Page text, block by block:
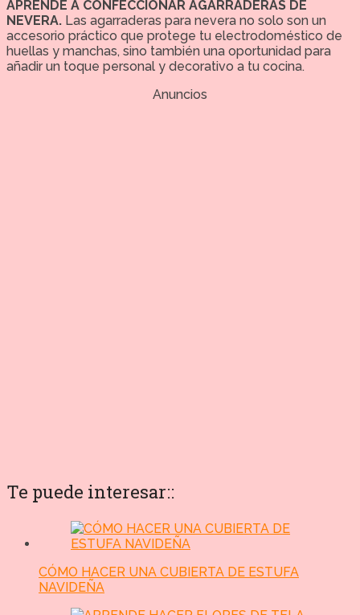
APRENDE A CONFECCIONAR AGARRADERAS DE
NEVERA. Las agarraderas para nevera no solo son un
accesorio práctico que protege tu electrodoméstico de
huellas y manchas, sino también una oportunidad para
añadir un toque personal y decorativo a tu cocina.
Anuncios
Te puede interesar::
CÓMO HACER UNA CUBIERTA DE ESTUFA
NAVIDEÑA